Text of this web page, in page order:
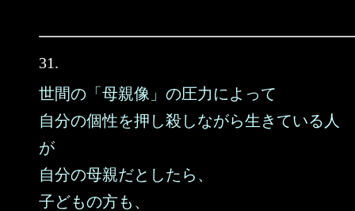
31.
世間の「母親像」の圧力によって
自分の個性を押し殺しながら生きている人
が
自分の母親だとしたら、
子どもの方も、